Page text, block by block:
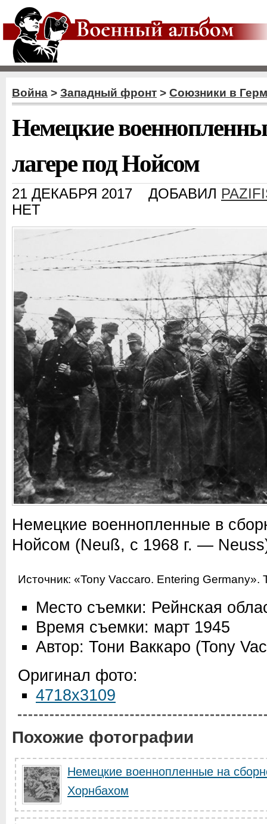
Война > Западный фронт > Союзники в
Немецкие
лагере под Нойсом
21 ДЕКАБРЯ 2017 ДОБАВИЛ
НЕТ
Немецкие военнопленные в
Нойсом (Neuß, с 1968 г. —
Источник: «Tony Vaccaro. Entering Germany».
Место съемки: Рейнская
Время съемки: март 1945
Автор: Тони Ваккаро (Tony
Оригинал фото:
4718x3109
Похожие фотографии
Немецкие военнопленные на
Хорнбахом